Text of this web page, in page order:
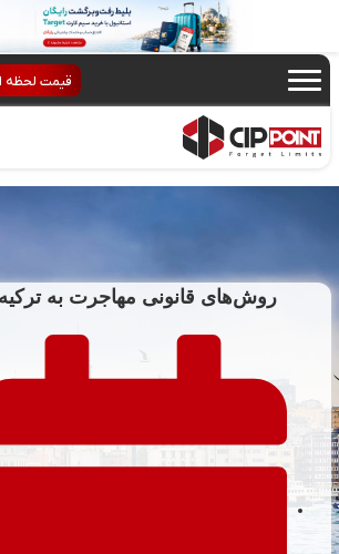
قیمت لحظه
روش‌های قانونی مهاجرت به ترکیه